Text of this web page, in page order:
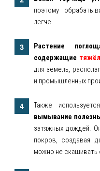
поэтому
легче.
Растение
содержащие
для земель,
и промышленных
Также
вымывание
затяжных дождей.
покров, создавая
можно не скашивать